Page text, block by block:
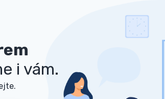
i vám.